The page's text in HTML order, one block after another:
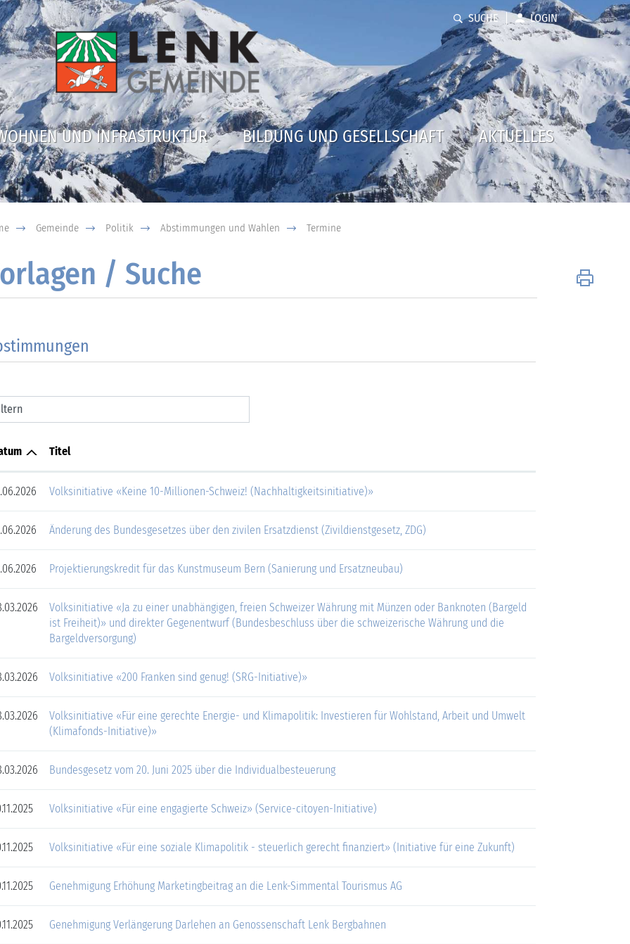
LOGIN
SUCHE
UND INFRASTRUKTUR BILDUNG UND GESELLSCHAFT AKTUELLES
Gemeinde Politik Abstimmungen und Wahlen Termine(ausgewählt)
/ Suche
Titel
Volksinitiative «Keine 10-Millionen-Schweiz! (Nachhaltigkeitsinitiative)»
Änderung des Bundesgesetzes über den zivilen Ersatzdienst (Zivildienstgesetz, ZDG)
Projektierungskredit für das Kunstmuseum Bern (Sanierung und Ersatzneubau)
Volksinitiative «Ja zu einer unabhängigen, freien Schweizer Währung mit Münzen oder Banknoten (Bargeld
ist Freiheit)» und direkter Gegenentwurf (Bundesbeschluss über die schweizerische Währung und die
Bargeldversorgung)
Volksinitiative «200 Franken sind genug! (SRG-Initiative)»
Volksinitiative «Für eine gerechte Energie- und Klimapolitik: Investieren für Wohlstand, Arbeit und Umwelt
(Klimafonds-Initiative)»
Bundesgesetz vom 20. Juni 2025 über die Individualbesteuerung
Volksinitiative «Für eine engagierte Schweiz» (Service-citoyen-Initiative)
Volksinitiative «Für eine soziale Klimapolitik - steuerlich gerecht finanziert» (Initiative für eine Zukunft)
Genehmigung Erhöhung Marketingbeitrag an die Lenk-Simmental Tourismus AG
Genehmigung Verlängerung Darlehen an Genossenschaft Lenk Bergbahnen